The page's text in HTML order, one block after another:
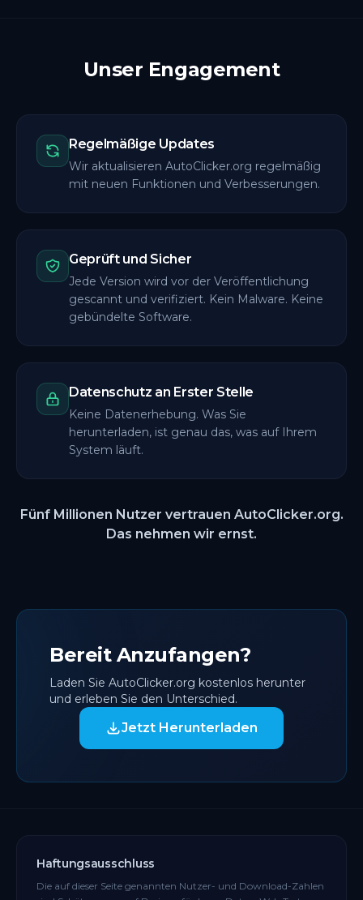
Unser Engagement
Regelmäßige Updates
Wir aktualisieren AutoClicker.org regelmäßig
mit neuen Funktionen und Verbesserungen.
Geprüft und Sicher
Jede Version wird vor der Veröffentlichung
gescannt und verifiziert. Kein Malware. Keine
gebündelte Software.
Datenschutz an Erster Stelle
Keine Datenerhebung. Was Sie
herunterladen, ist genau das, was auf Ihrem
System läuft.
Fünf Millionen Nutzer vertrauen AutoClicker.org.
Das nehmen wir ernst.
Bereit Anzufangen?
Laden Sie AutoClicker.org kostenlos herunter
und erleben Sie den Unterschied.
Jetzt Herunterladen
Haftungsausschluss
Die auf dieser Seite genannten Nutzer- und Download-Zahlen